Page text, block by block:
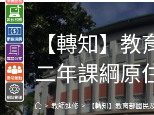
內
容
【轉知】教
二年課綱原
> 教師進修 > 【轉知】教育部國民